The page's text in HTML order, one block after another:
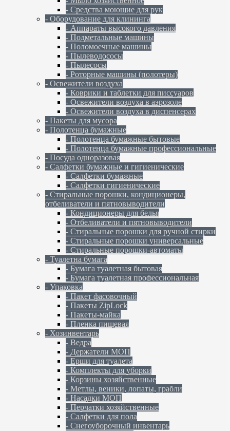
- Средства моющие для рук
- Оборудование для клининга
- Аппараты высокого давления
- Подметальные машины
- Поломоечные машины
- Пылеводососы
- Пылесосы
- Роторные машины (полотеры)
- Освежители воздуха
- Коврики и таблетки для писсуаров
- Освежители воздуха в аэрозоле
- Освежители воздуха в диспенсерах
- Пакеты для мусора
- Полотенца бумажные
- Полотенца бумажные бытовые
- Полотенца бумажные профессиональные
- Посуда одноразовая
- Салфетки бумажные и гигиенические
- Салфетки бумажные
- Салфетки гигиенические
- Стиральные порошки, кондиционеры,
отбеливатели и пятновыводители
- Кондиционеры для белья
- Отбеливатели и пятновыводители
- Стиральные порошки для ручной стирки
- Стиральные порошки универсальные
- Стиральные порошки-автоматы
- Туалетна бумага
- Бумага туалетная бытовая
- Бумага туалетная профессиональная
- Упаковка
- Пакет фасовочный
- Пакеты ZipLock
- Пакеты-майка
- Пленка пищевая
- Хозинвентарь
- Ведра
- Держатели МОП
- Ерши для туалета
- Комплекты для уборки
- Корзины хозяйственные
- Метлы, веники, лопаты, грабли
- Насадки МОП
- Перчатки хозяйственные
- Салфетки для пола
- Снегоуборочный инвентарь